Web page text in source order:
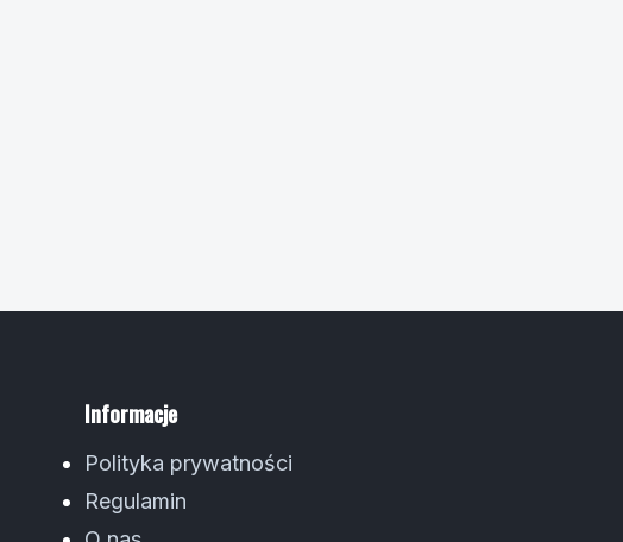
Informacje
Polityka prywatności
Regulamin